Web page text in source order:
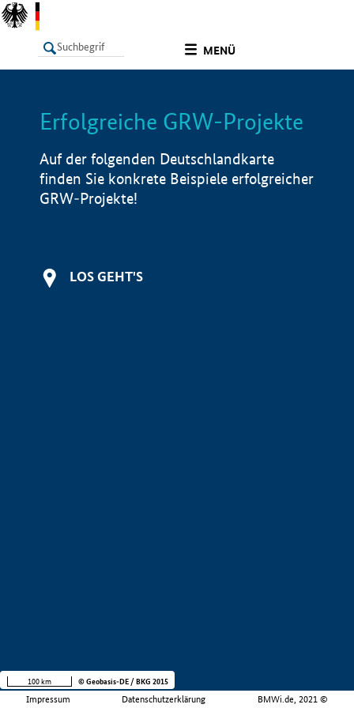
MENÜ
LISTE Info
Erfolgreiche GRW-Projekte
Auf der folgenden Deutschlandkarte
finden Sie konkrete Beispiele erfolgreicher
GRW-Projekte!
LOS GEHT'S
Impressum Datenschutzerklärung BMWi.de, 2021 ©
100 km © Geobasis-DE / BKG 2015